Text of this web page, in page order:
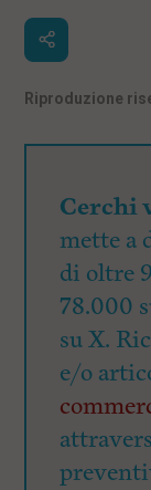
Riproduzione
Cerchi
mette a
di oltre
78.000
su X.
e/o